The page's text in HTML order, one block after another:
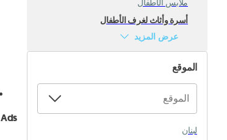
ملابس الأطفال
أسرة وأثاث لغرف الأطفال
عرض المزيد
الموقع
لبنان
Ads